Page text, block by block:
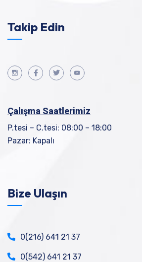
Takip Edin
Çalışma Saatlerimiz
P.tesi – C.tesi: 08:00 – 18:00
Pazar: Kapalı
Bize Ulaşın
0(216) 641 21 37
0(542) 641 21 37